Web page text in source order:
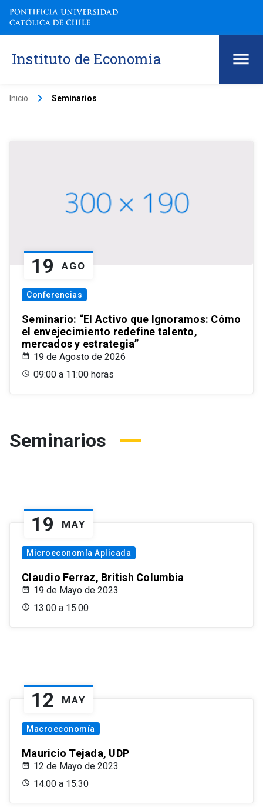
Instituto de Economía
Inicio keyboard_arrow_right Seminarios
19 AGO
Conferencias
Seminario: “El Activo que Ignoramos: Cómo
el envejecimiento redefine talento,
mercados y estrategia”
19 de Agosto de 2026
09:00 a 11:00 horas
Seminarios
19 MAY
Microeconomía Aplicada
Claudio Ferraz, British Columbia
19 de Mayo de 2023
13:00 a 15:00
12 MAY
Macroeconomía
Mauricio Tejada, UDP
12 de Mayo de 2023
14:00 a 15:30